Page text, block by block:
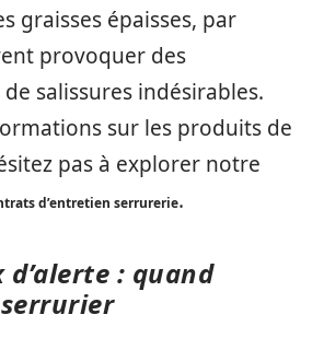
graisses épaisses, par
provoquer des
salissures indésirables.
sur les produits de
pas à explorer notre
d’entretien serrurerie.
d’alerte : quand